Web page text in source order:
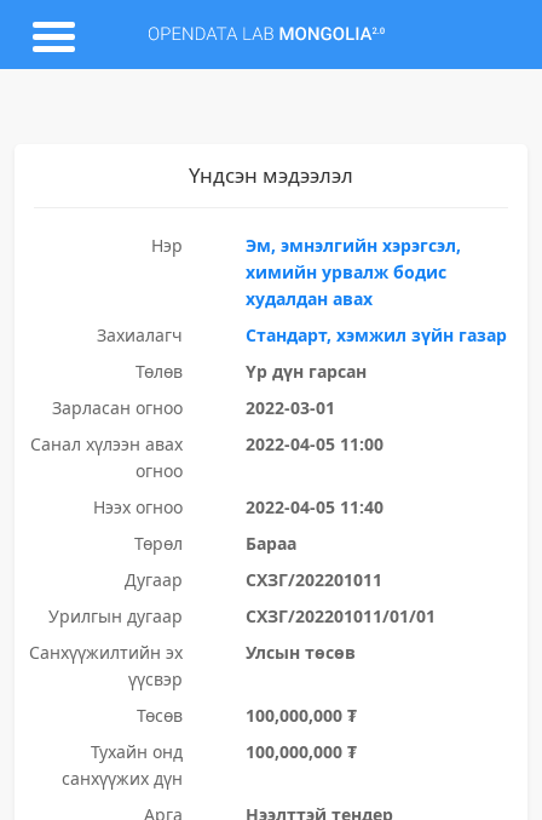
Үндсэн мэдээлэл
Нэр
Эм, эмнэлгийн хэрэгсэл,
химийн урвалж бодис
худалдан авах
Захиалагч
Стандарт, хэмжил зүйн газар
Төлөв
Үр дүн гарсан
Зарласан огноо
2022-03-01
Санал хүлээн авах
огноо
2022-04-05 11:00
Нээх огноо
2022-04-05 11:40
Төрөл
Бараа
Дугаар
СХЗГ/202201011
Урилгын дугаар
СХЗГ/202201011/01/01
Санхүүжилтийн эх
үүсвэр
Улсын төсөв
Төсөв
100,000,000 ₮
Тухайн онд
санхүүжих дүн
100,000,000 ₮
Арга
Нээлттэй тендер